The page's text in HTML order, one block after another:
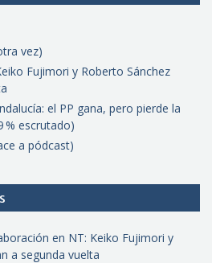
vez)
Fujimori y Roberto Sánchez
el PP gana, pero pierde la
% escrutado)
a pódcast)
en NT: Keiko Fujimori y
a segunda vuelta